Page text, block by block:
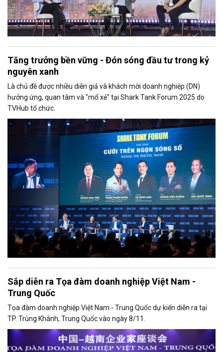
Tăng trưởng bền vững - Đón sóng đầu tư trong kỷ
nguyên xanh
Là chủ đề được nhiều diễn giả và khách mời doanh nghiệp (DN)
hưởng ứng, quan tâm và "mổ xẻ" tại Shark Tank Forum 2025 do
TVHub tổ chức.
Sắp diễn ra Tọa đàm doanh nghiệp Việt Nam -
Trung Quốc
Tọa đàm doanh nghiệp Việt Nam - Trung Quốc dự kiến diễn ra tại
TP. Trùng Khánh, Trung Quốc vào ngày 8/11.